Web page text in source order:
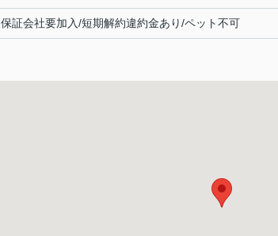
保証会社要加入/短期解約違約金あり/ペット不可